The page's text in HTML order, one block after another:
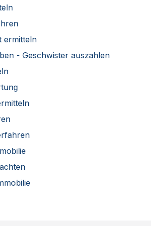
ermitteln
- Geschwister auszahlen